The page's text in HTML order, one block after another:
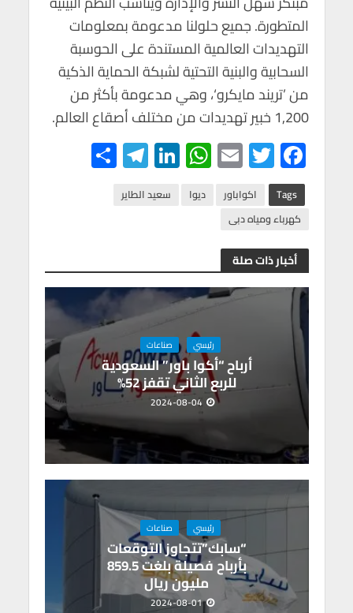
المتطورة. جميع حلولنا مدعومة بمعلومات
التهديدات العالمية المستندة على الحوسبة
السحابية والبنية التحتية لشبكة الحماية الذكية
من ’تريند مايكرو‘، وهي مدعومة بأكثر من
1,200 خبير تهديدات من مختلف أصقاع العالم.
F
ac
e
b
o
o
T
wi
tt
er
E
m
ail
W
h
at
p
p
Li
n
ke
Te
le
gr Tags اكواباور ديوا
سعيد الطاير
كهرباء ومياه دبى
أخبار ذات صلة
رئيسي صناعات
أرباح “أكوا باور” السعودية
للربع الثاني تقفز 52%
2024-08-04
رئيسي صناعات
“سابك”تتجاوز التوقعات
بأرباح فصيلة بلغت 859.5
مليون ريال
2024-08-01